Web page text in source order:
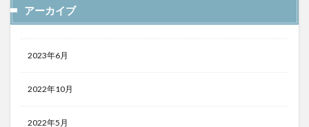
アーカイブ
2023年6月
2022年10月
2022年5月